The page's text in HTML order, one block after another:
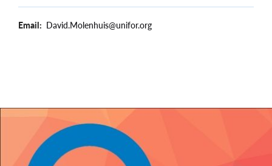
Email David.Molenhuis@unifor.org